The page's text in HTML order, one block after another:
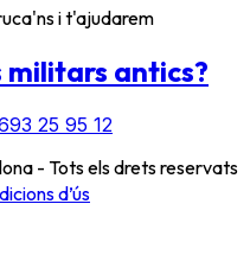
i t'ajudarem
militars antics?
25 95 12
- Tots els drets reservats
d’ús